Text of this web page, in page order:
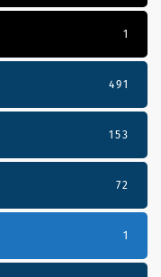
1
491
153
72
1